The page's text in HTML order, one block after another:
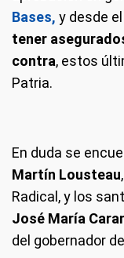
Bases, y desde
tener
contra, estos
Patria.
En duda se
Martín Lousteau
Radical, y los
José María
del gobernador